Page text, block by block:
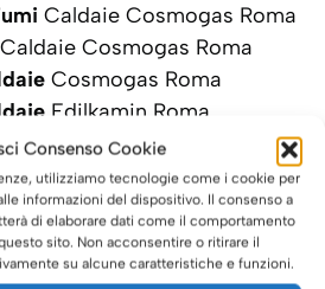
Consenso Cookie
utilizziamo tecnologie come i cookie per
informazioni del dispositivo. Il consenso a
di elaborare dati come il comportamento
sito. Non acconsentire o ritirare il
su alcune caratteristiche e funzioni.
Caldaie Cosmogas Roma
Caldaie Cosmogas Roma
Cosmogas Roma
Edilkamin Roma
LA TUA RICHIESTA DI